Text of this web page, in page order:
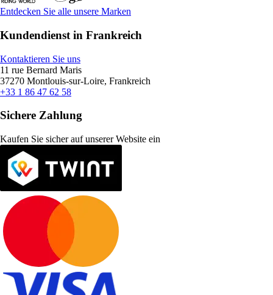
Entdecken Sie alle unsere Marken
Kundendienst in Frankreich
Kontaktieren Sie uns
11 rue Bernard Maris
37270 Montlouis-sur-Loire, Frankreich
+33 1 86 47 62 58
Sichere Zahlung
Kaufen Sie sicher auf unserer Website ein